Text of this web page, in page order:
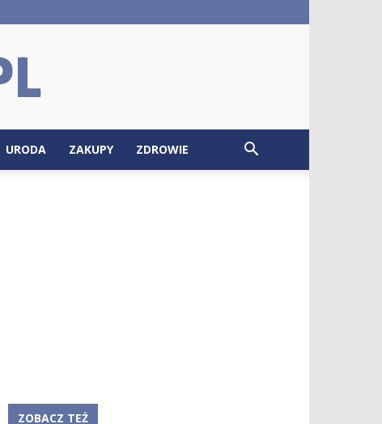
URODA ZAKUPY ZDROWIE
ZOBACZ TEŻ